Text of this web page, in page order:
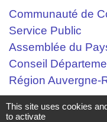
Communauté de
Service Public
Assemblée du
Conseil
Région Auvergne-
Mentions légales -
This site uses cookies
to activate